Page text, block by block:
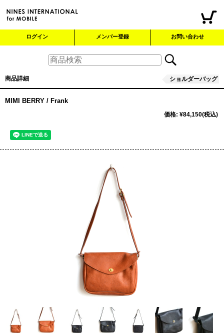
ログイン メンバー登録 お問い合わせ
商品詳細 ショルダーバッグ
MIMI BERRY / Frank
価格: ¥84,150(税込)